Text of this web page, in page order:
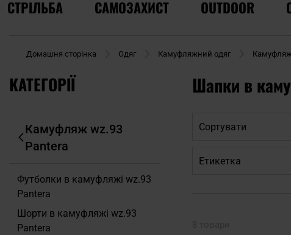
СТРІЛЬБА САМОЗАХИСТ OUTDOOR
Домашня сторінка Одяг Камуфляжний одяг Камуфляж
Шапки в
КАТЕГОРІЇ
Камуфляж wz.93
Pantera
Футболки в камуфляжі wz.93
Pantera
Шорти в камуфляжі wz.93
Pantera
Сортувати
Етикетка